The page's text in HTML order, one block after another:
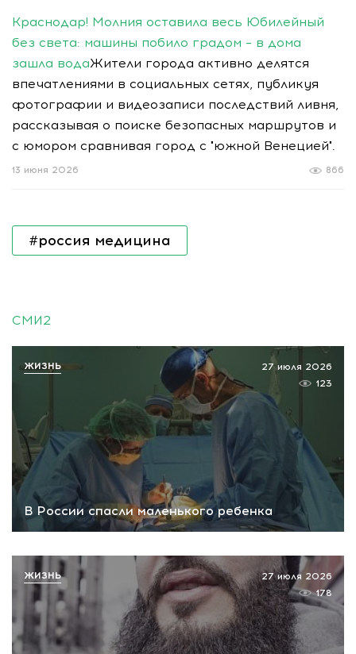
Краснодар! Молния оставила весь Юбилейный
без света: машины побило градом – в дома
зашла водаЖители города активно делятся
впечатлениями в социальных сетях, публикуя
фотографии и видеозаписи последствий ливня,
рассказывая о поиске безопасных маршрутов и
с юмором сравнивая город с "южной Венецией".
866
13 июня 2026
#россия медицина
СМИ2
В России спасли маленького ребенка
27 июля 2026
123
ЖИЗНЬ
27 июля 2026
178
ЖИЗНЬ